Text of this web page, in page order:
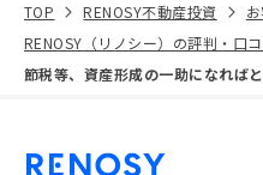
TOP RENOSY不動産投資
RENOSY（リノシー）の評判・口
節税等、資産形成の一助になれば